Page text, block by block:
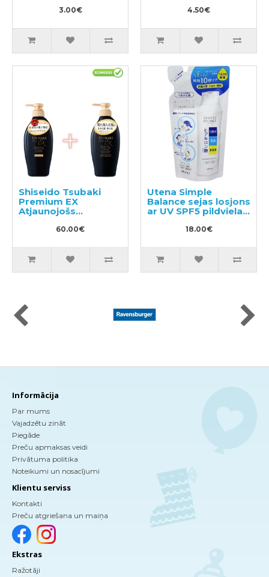
3.00€ 4.50€
Shiseido Tsubaki
Premium EX
Atjaunojošs
šampūns un
kondicionieris-
matiem 450ml
60.00€
Utena Simple
Balance sejas losjons
ar UV SPF5 pildviela
18.00€
Informācija
Par mums
Vajadzētu zināt
Piegāde
Preču apmaksas veidi
Privātuma politika
Noteikumi un nosacījumi
Klientu serviss
Kontakti
Preču atgriešana un maiņa
Ekstras
Ražotāji